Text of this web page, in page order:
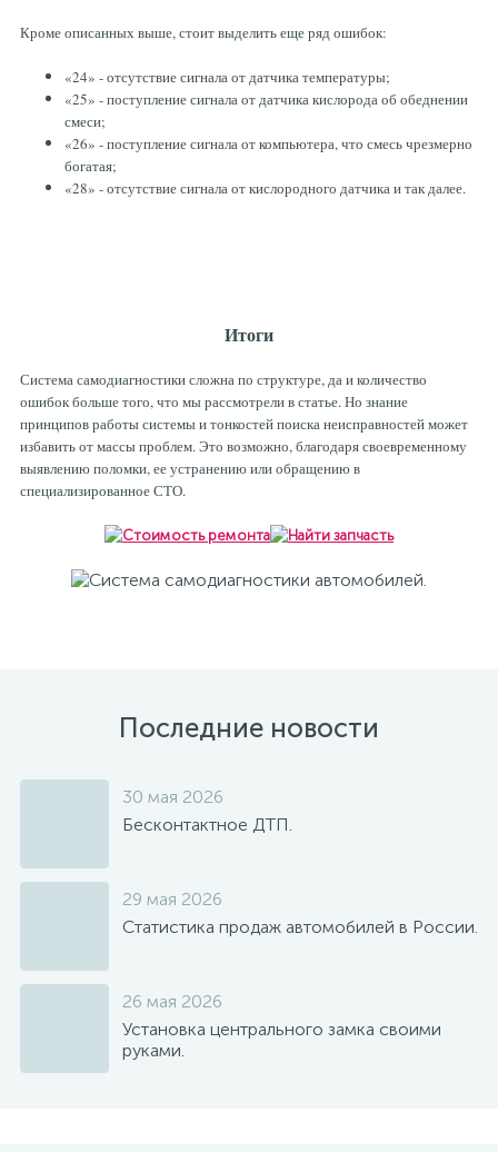
Кроме описанных выше, стоит выделить еще ряд ошибок:
«24» - отсутствие сигнала от датчика температуры;
«25» - поступление сигнала от датчика кислорода об обеднении
смеси;
«26» - поступление сигнала от компьютера, что смесь чрезмерно
богатая;
«28» - отсутствие сигнала от кислородного датчика и так далее.
Итоги
Система самодиагностики сложна по структуре, да и количество
ошибок больше того, что мы рассмотрели в статье. Но знание
принципов работы системы и тонкостей поиска неисправностей может
избавить от массы проблем. Это возможно, благодаря своевременному
выявлению поломки, ее устранению или обращению в
специализированное СТО.
Последние новости
30 мая 2026
Бесконтактное ДТП.
29 мая 2026
Статистика продаж автомобилей в России.
26 мая 2026
Установка центрального замка своими
руками.